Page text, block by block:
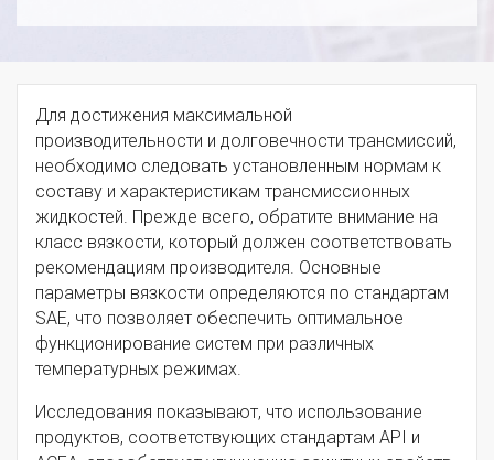
Для достижения максимальной
производительности и долговечности трансмиссий,
необходимо следовать установленным нормам к
составу и характеристикам трансмиссионных
жидкостей. Прежде всего, обратите внимание на
класс вязкости, который должен соответствовать
рекомендациям производителя. Основные
параметры вязкости определяются по стандартам
SAE, что позволяет обеспечить оптимальное
функционирование систем при различных
температурных режимах.
Исследования показывают, что использование
продуктов, соответствующих стандартам API и